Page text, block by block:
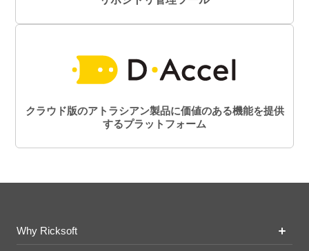
クラウド版のアトラシアン製品に価値のある機能を提供
するプラットフォーム
Why Ricksoft